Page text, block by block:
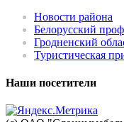
Новости района
Белорусский
Гродненский
Туристическая
Наши посетители